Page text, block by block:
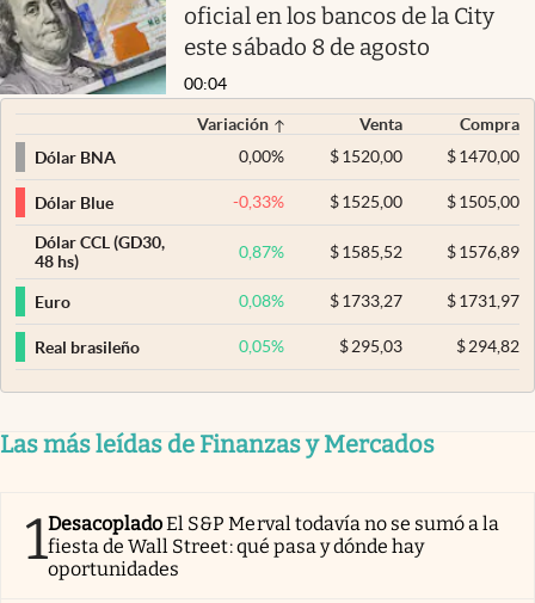
oficial en los bancos de la City
este sábado 8 de agosto
00:04
Variación Venta
Compra
Dólar BNA
0,00% $ 1520,00 $1470,00
Dólar Blue -0,33% $ 1525,00 $1505,00
Dólar CCL (GD30,
48 hs)
0,87% $ 1585,52 $1576,89
Euro 0,08% $ 1733,27 $1731,97
Real brasileño 0,05% $295,03 $294,82
Las más leídas de Finanzas y Mercados
1DesacopladoEl S&P Merval todavía no se sumó a la
fiesta de Wall Street: qué pasa y dónde hay
oportunidades